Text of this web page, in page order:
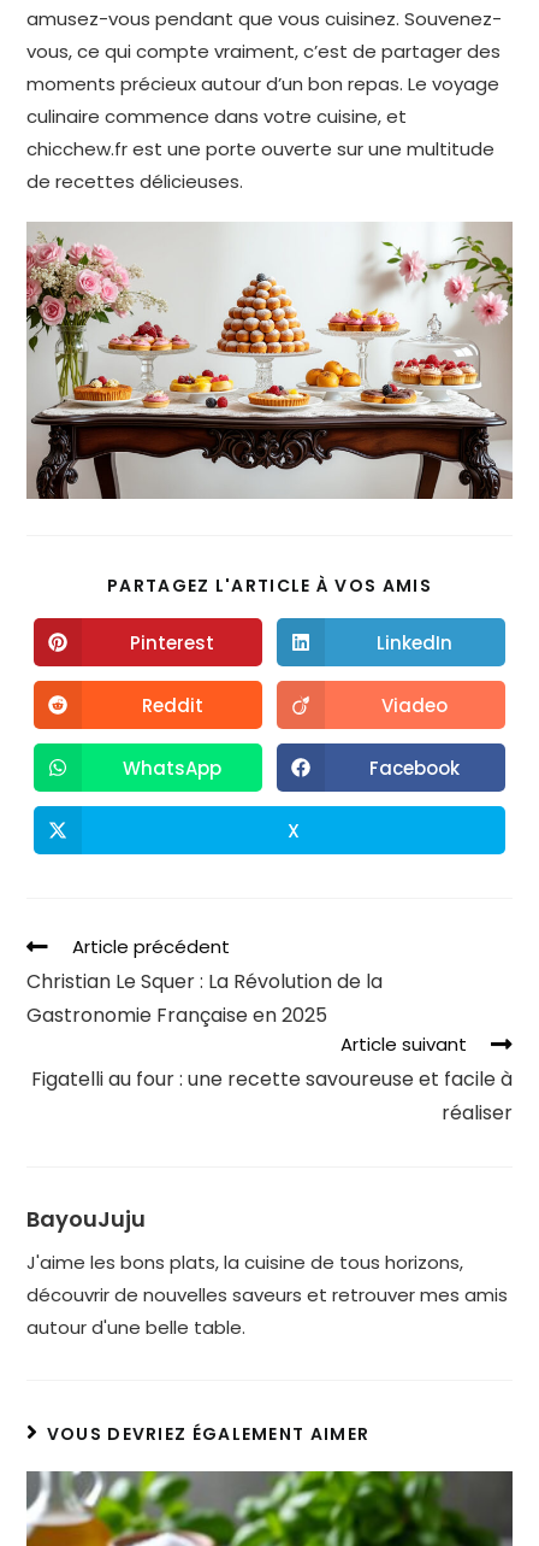
amusez-vous pendant que vous cuisinez. Souvenez-
vous, ce qui compte vraiment, c’est de partager des
moments précieux autour d’un bon repas. Le voyage
culinaire commence dans votre cuisine, et
chicchew.fr est une porte ouverte sur une multitude
de recettes délicieuses.
PARTAGEZ L'ARTICLE À VOS AMIS
Pinterest LinkedIn
Reddit Viadeo
WhatsApp Facebook
X
Article précédent
Christian Le Squer : La Révolution de la
Gastronomie Française en 2025
Article suivant
Figatelli au four : une recette savoureuse et facile à
réaliser
BayouJuju
J'aime les bons plats, la cuisine de tous horizons,
découvrir de nouvelles saveurs et retrouver mes amis
autour d'une belle table.
VOUS DEVRIEZ ÉGALEMENT AIMER